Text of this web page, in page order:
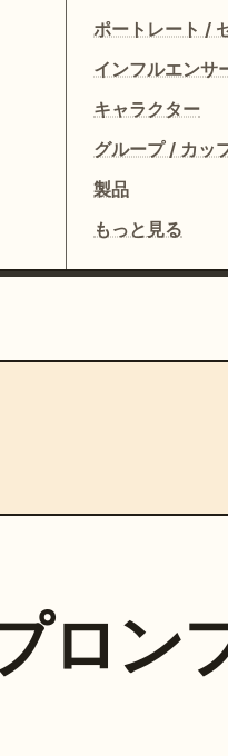
ポートレート /
インフルエンサ
キャラクター
グループ / カッ
製品
もっと見る
ロン